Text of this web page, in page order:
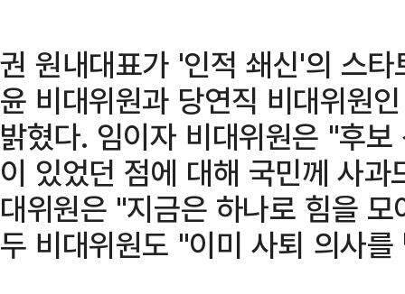
권 원내대표가 '인적 쇄신'의 스타
윤 비대위원과 당연직 비대위원
밝혔다. 임이자 비대위원은 "후
이 있었던 점에 대해 국민께 사
대위원은 "지금은 하나로 힘을
두 비대위원도 "이미 사퇴 의사